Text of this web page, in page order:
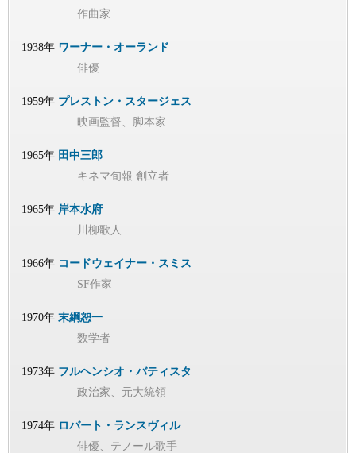
作曲家
1938年 ワーナー・オーランド
俳優
1959年 プレストン・スタージェス
映画監督、脚本家
1965年 田中三郎
キネマ旬報 創立者
1965年 岸本水府
川柳歌人
1966年 コードウェイナー・スミス
SF作家
1970年 末綱恕一
数学者
1973年 フルヘンシオ・バティスタ
政治家、元大統領
1974年 ロバート・ランスヴィル
俳優、テノール歌手